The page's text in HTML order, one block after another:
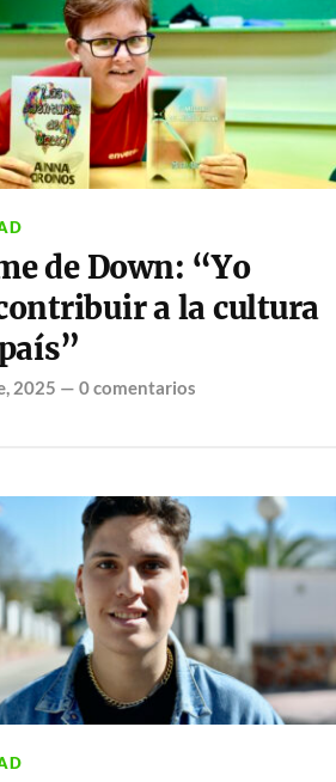
de Down: “Yo
a la cultura
2025 — 0 comentarios